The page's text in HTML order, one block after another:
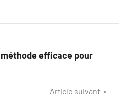
efficace pour
Article suivant